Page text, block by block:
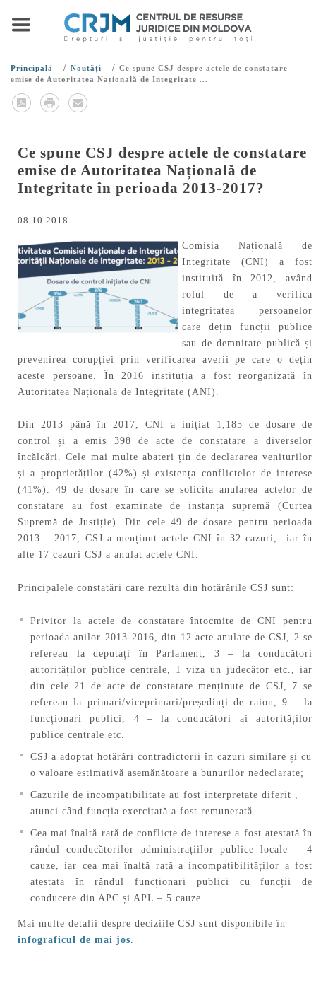
Principală / Noutăți / Ce spune CSJ despre actele de constatare
emise de Autoritatea Națională de Integritate ...
Ce spune CSJ despre actele de constatare
emise de Autoritatea Națională de
Integritate în perioada 2013-2017?
08.10.2018
Comisia Națională de
Integritate (CNI) a fost
instituită în 2012, având
rolul de a verifica
integritatea persoanelor
care dețin funcții publice
sau de demnitate publică și
prevenirea corupției prin verificarea averii pe care o dețin
aceste persoane. În 2016 instituția a fost reorganizată în
Autoritatea Națională de Integritate (ANI).
Din 2013 până în 2017, CNI a inițiat 1,185 de dosare de
control și a emis 398 de acte de constatare a diverselor
încălcări. Cele mai multe abateri țin de declararea veniturilor
și a proprietăților (42%) și existența conflictelor de interese
(41%). 49 de dosare în care se solicita anularea actelor de
constatare au fost examinate de instanța supremă (Curtea
Supremă de Justiție). Din cele 49 de dosare pentru perioada
2013 – 2017, CSJ a menținut actele CNI în 32 cazuri, iar în
alte 17 cazuri CSJ a anulat actele CNI.
Principalele constatări care rezultă din hotărârile CSJ sunt:
Privitor la actele de constatare întocmite de CNI pentru
perioada anilor 2013-2016, din 12 acte anulate de CSJ, 2 se
refereau la deputați în Parlament, 3 – la conducători
autorităților publice centrale, 1 viza un judecător etc., iar
din cele 21 de acte de constatare menținute de CSJ, 7 se
refereau la primari/viceprimari/președinți de raion, 9 – la
funcționari publici, 4 – la conducători ai autorităților
publice centrale etc.
CSJ a adoptat hotărâri contradictorii în cazuri similare și cu
o valoare estimativă asemănătoare a bunurilor nedeclarate;
Cazurile de incompatibilitate au fost interpretate diferit ,
atunci când funcția exercitată a fost remunerată.
Cea mai înaltă rată de conflicte de interese a fost atestată în
rândul conducătorilor administrațiilor publice locale – 4
cauze, iar cea mai înaltă rată a incompatibilităților a fost
atestată în rândul funcționari publici cu funcții de
conducere din APC și APL – 5 cauze.
Mai multe detalii despre deciziile CSJ sunt disponibile în
infograficul de mai jos